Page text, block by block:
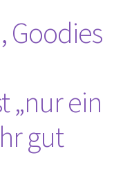
Goodies
„nur ein
gut